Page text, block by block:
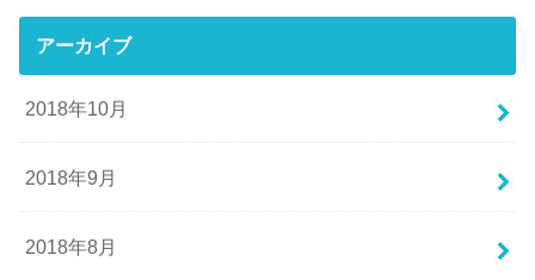
アーカイブ
2018年10月
2018年9月
2018年8月